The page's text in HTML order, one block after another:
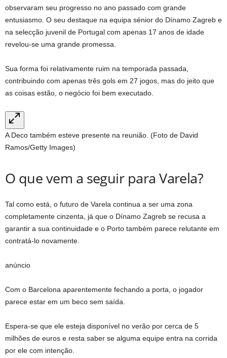
observaram seu progresso no ano passado com grande
entusiasmo. O seu destaque na equipa sénior do Dínamo Zagreb e
na selecção juvenil de Portugal com apenas 17 anos de idade
revelou-se uma grande promessa.
Sua forma foi relativamente ruim na temporada passada,
contribuindo com apenas três gols em 27 jogos, mas do jeito que
as coisas estão, o negócio foi bem executado.
A Deco também esteve presente na reunião. (Foto de David
Ramos/Getty Images)
O que vem a seguir para Varela?
Tal como está, o futuro de Varela continua a ser uma zona
completamente cinzenta, já que o Dínamo Zagreb se recusa a
garantir a sua continuidade e o Porto também parece relutante em
contratá-lo novamente.
anúncio
Com o Barcelona aparentemente fechando a porta, o jogador
parece estar em um beco sem saída.
Espera-se que ele esteja disponível no verão por cerca de 5
milhões de euros e resta saber se alguma equipe entra na corrida
por ele com intenção.